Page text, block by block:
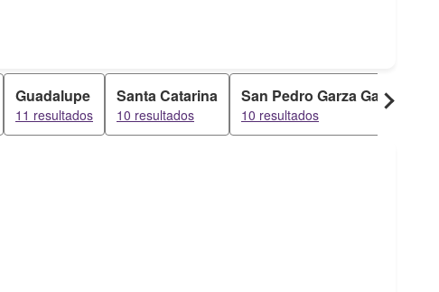
Guadalupe
11 resultados
Santa Catarina
10 resultados
San Pedro Garza García
10 resultados